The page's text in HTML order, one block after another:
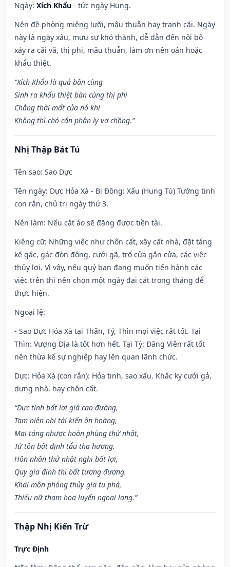
Ngày: Xích Khẩu - tức ngày Hung.
Nên đề phòng miệng lưỡi, mâu thuẫn hay tranh cãi. Ngày
này là ngày xấu, mưu sự khó thành, dễ dẫn đến nội bộ
xảy ra cãi vã, thị phi, mâu thuẫn, làm ơn nên oán hoặc
khẩu thiệt.
“Xích Khẩu là quả bần cùng
Sinh ra khẩu thiệt bàn cùng thị phi
Chẳng thời mất của nó khi
Không thì chó cắn phân ly vợ chồng.”
Nhị Thập Bát Tú
Tên sao: Sao Dực
Tên ngày: Dực Hỏa Xà - Bi Đồng: Xấu (Hung Tú) Tướng tinh
con rắn, chủ trị ngày thứ 3.
Nên làm: Nếu cắt áo sẽ đặng được tiền tài.
Kiêng cữ: Những việc như chôn cất, xây cất nhà, đặt táng
kê gác, gác đòn đông, cưới gã, trổ cửa gắn cửa, các việc
thủy lợi. Vì vậy, nếu quý bạn đang muốn tiến hành các
việc trên thì nên chọn một ngày đại cát trong tháng để
thực hiện.
Ngoại lệ:
- Sao Dực Hỏa Xà tại Thân, Tý, Thìn mọi việc rất tốt. Tại
Thìn: Vượng Địa là tốt hơn hết. Tại Tý: Đăng Viên rất tốt
nên thừa kế sự nghiệp hay lên quan lãnh chức.
Dực: Hỏa Xà (con rắn): Hỏa tinh, sao xấu. Khắc kỵ cưới gả,
dựng nhà, hay chôn cất.
“Dực tinh bất lợi giá cao đường,
Tam niên nhị tái kiến ôn hoàng,
Mai táng nhược hoàn phùng thử nhật,
Tử tôn bất định tẩu tha hương.
Hôn nhân thử nhật nghi bất lợi,
Quy gia định thị bất tương đương.
Khai môn phóng thủy gia tu phá,
Thiếu nữ tham hoa luyến ngoại lang.”
Thập Nhị Kiến Trừ
Trực Định